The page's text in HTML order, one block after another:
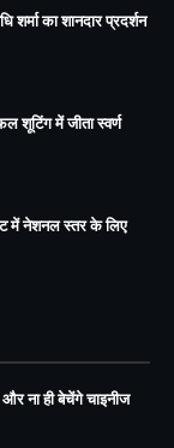
शर्मा का शानदार प्रदर्शन
शूटिंग में जीता स्वर्ण
में नेशनल स्तर के लिए
ना ही बेचेंगे चाइनीज